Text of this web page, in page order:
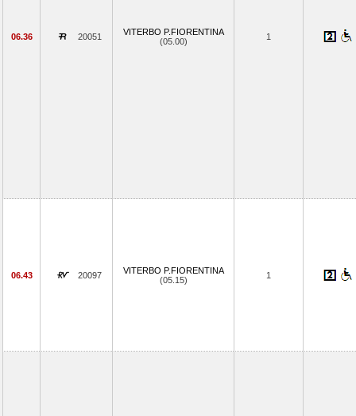
06.36 20051
VITERBO P.FIORENTINA
(05.00)
1
06.43 20097
VITERBO P.FIORENTINA
(05.15)
1